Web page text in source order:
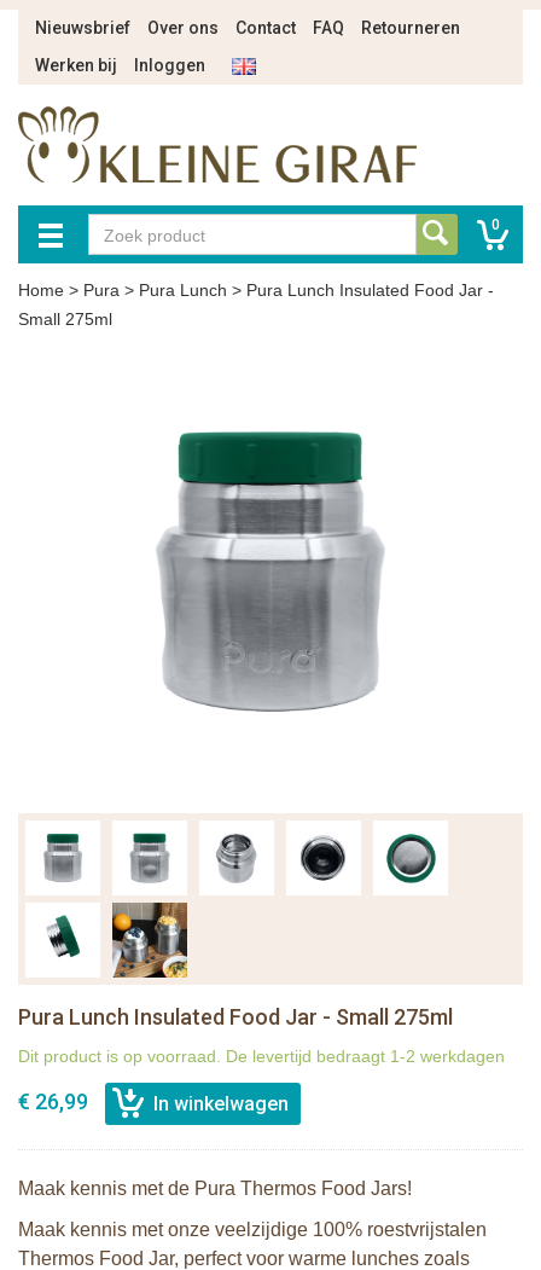
Nieuwsbrief Over ons Contact FAQ
Retourneren
Werken bij
Inloggen
0
Home > Pura > Pura Lunch > Pura Lunch Insulated Food Jar -
Small 275ml
Pura Lunch Insulated Food Jar - Small 275ml
Dit product is op voorraad. De levertijd bedraagt 1-2 werkdagen
€ 26,99
Maak kennis met de Pura Thermos Food Jars!
Maak kennis met onze veelzijdige 100% roestvrijstalen
Thermos Food Jar, perfect voor warme lunches zoals